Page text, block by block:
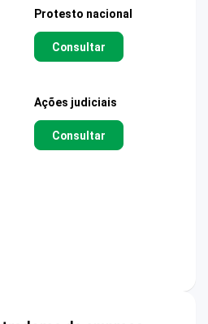
Protesto nacional
Consultar
Ações judiciais
Consultar